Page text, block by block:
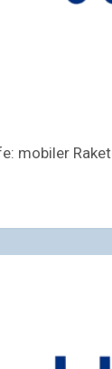
mobiler